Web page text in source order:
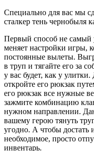
Специально для вас мы
сталкер тень чернобыля
Первый способ не самый
меняет настройки игры,
постоянные вылеты.
в труп и тягайте его за
у вас будет, как у
откройте его рюкзак
его рюкзак все нужные
зажмите комбинацию
нужном направлении.
вашему герою тянуть
угодно. А чтобы достать
необходимое, просто
инвентарь.